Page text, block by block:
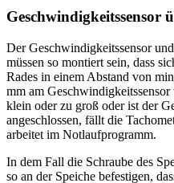
Geschwindigkeitssensor
Der Geschwindigkeitssensor
müssen so montiert sein, dass
Rades in einem Abstand von
mm am
klein oder zu groß oder ist der
angeschlossen, fällt die
arbeitet im Notlaufprogramm.
In dem Fall die Schraube des
so an der Speiche befestigen,